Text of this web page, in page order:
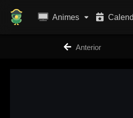
Animes
Anterior